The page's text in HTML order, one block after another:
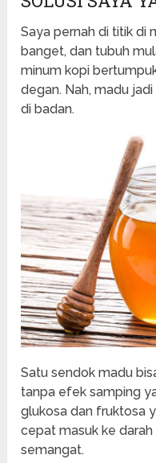
Saya pernah di titik di
banget, dan tubuh
minum kopi
degan. Nah, madu
di badan.
Satu sendok madu
tanpa efek samping
glukosa dan fruktosa
cepat masuk ke
semangat.